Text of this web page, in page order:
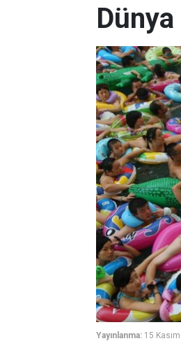
Yayınlanma: 15